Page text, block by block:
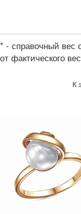
* - справочный вес
от фактического
К